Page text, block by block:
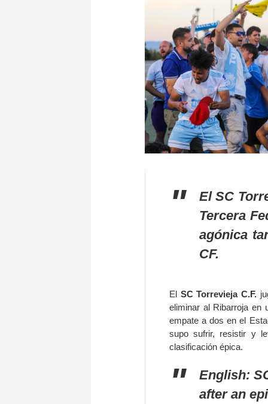
El SC
Tercera
agónica
CF.
El SC Torrevieja C.F.
eliminar al Ribarroja en
empate a dos en el
supo sufrir, resistir y
clasificación épica.
English:
after an